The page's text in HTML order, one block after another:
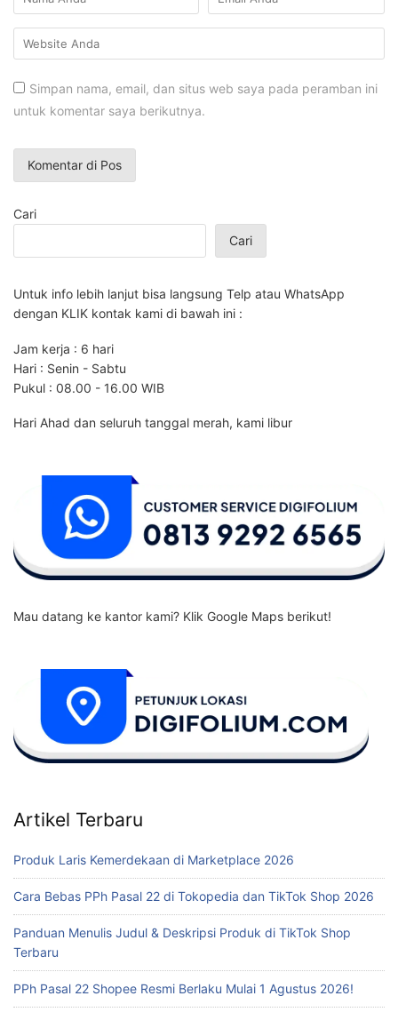
Simpan nama, email, dan situs web saya pada peramban ini
untuk komentar saya berikutnya.
Cari
Cari
Untuk info lebih lanjut bisa langsung Telp atau WhatsApp
dengan KLIK kontak kami di bawah ini :
Jam kerja : 6 hari
Hari : Senin - Sabtu
Pukul : 08.00 - 16.00 WIB
Hari Ahad dan seluruh tanggal merah, kami libur
Mau datang ke kantor kami? Klik Google Maps berikut!
Artikel Terbaru
Produk Laris Kemerdekaan di Marketplace 2026
Cara Bebas PPh Pasal 22 di Tokopedia dan TikTok Shop 2026
Panduan Menulis Judul & Deskripsi Produk di TikTok Shop
Terbaru
PPh Pasal 22 Shopee Resmi Berlaku Mulai 1 Agustus 2026!